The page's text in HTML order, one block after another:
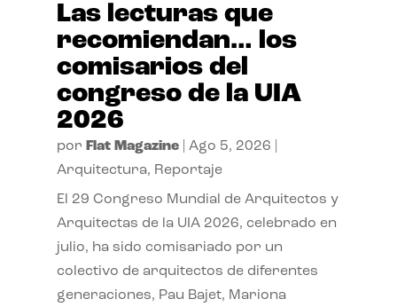
Las lecturas que
recomiendan… los
comisarios del
congreso de la UIA
2026
por Flat Magazine| Ago 5, 2026
Arquitectura, Reportaje
El 29 Congreso Mundial de Arquitectos y
Arquitectas de la UIA 2026, celebrado en
julio, ha sido comisariado por un
colectivo de arquitectos de diferentes
generaciones, Pau Bajet, Mariona